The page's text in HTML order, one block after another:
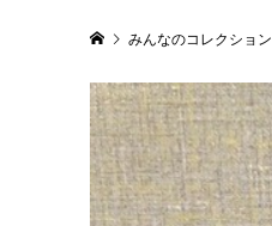
みんなのコレクション